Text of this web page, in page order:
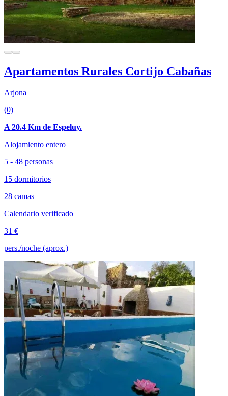
Apartamentos Rurales Cortijo Cabañas
Arjona
(0)
A 20.4 Km de Espeluy.
Alojamiento entero
5 - 48 personas
15 dormitorios
28 camas
Calendario verificado
31 €
pers./noche (aprox.)